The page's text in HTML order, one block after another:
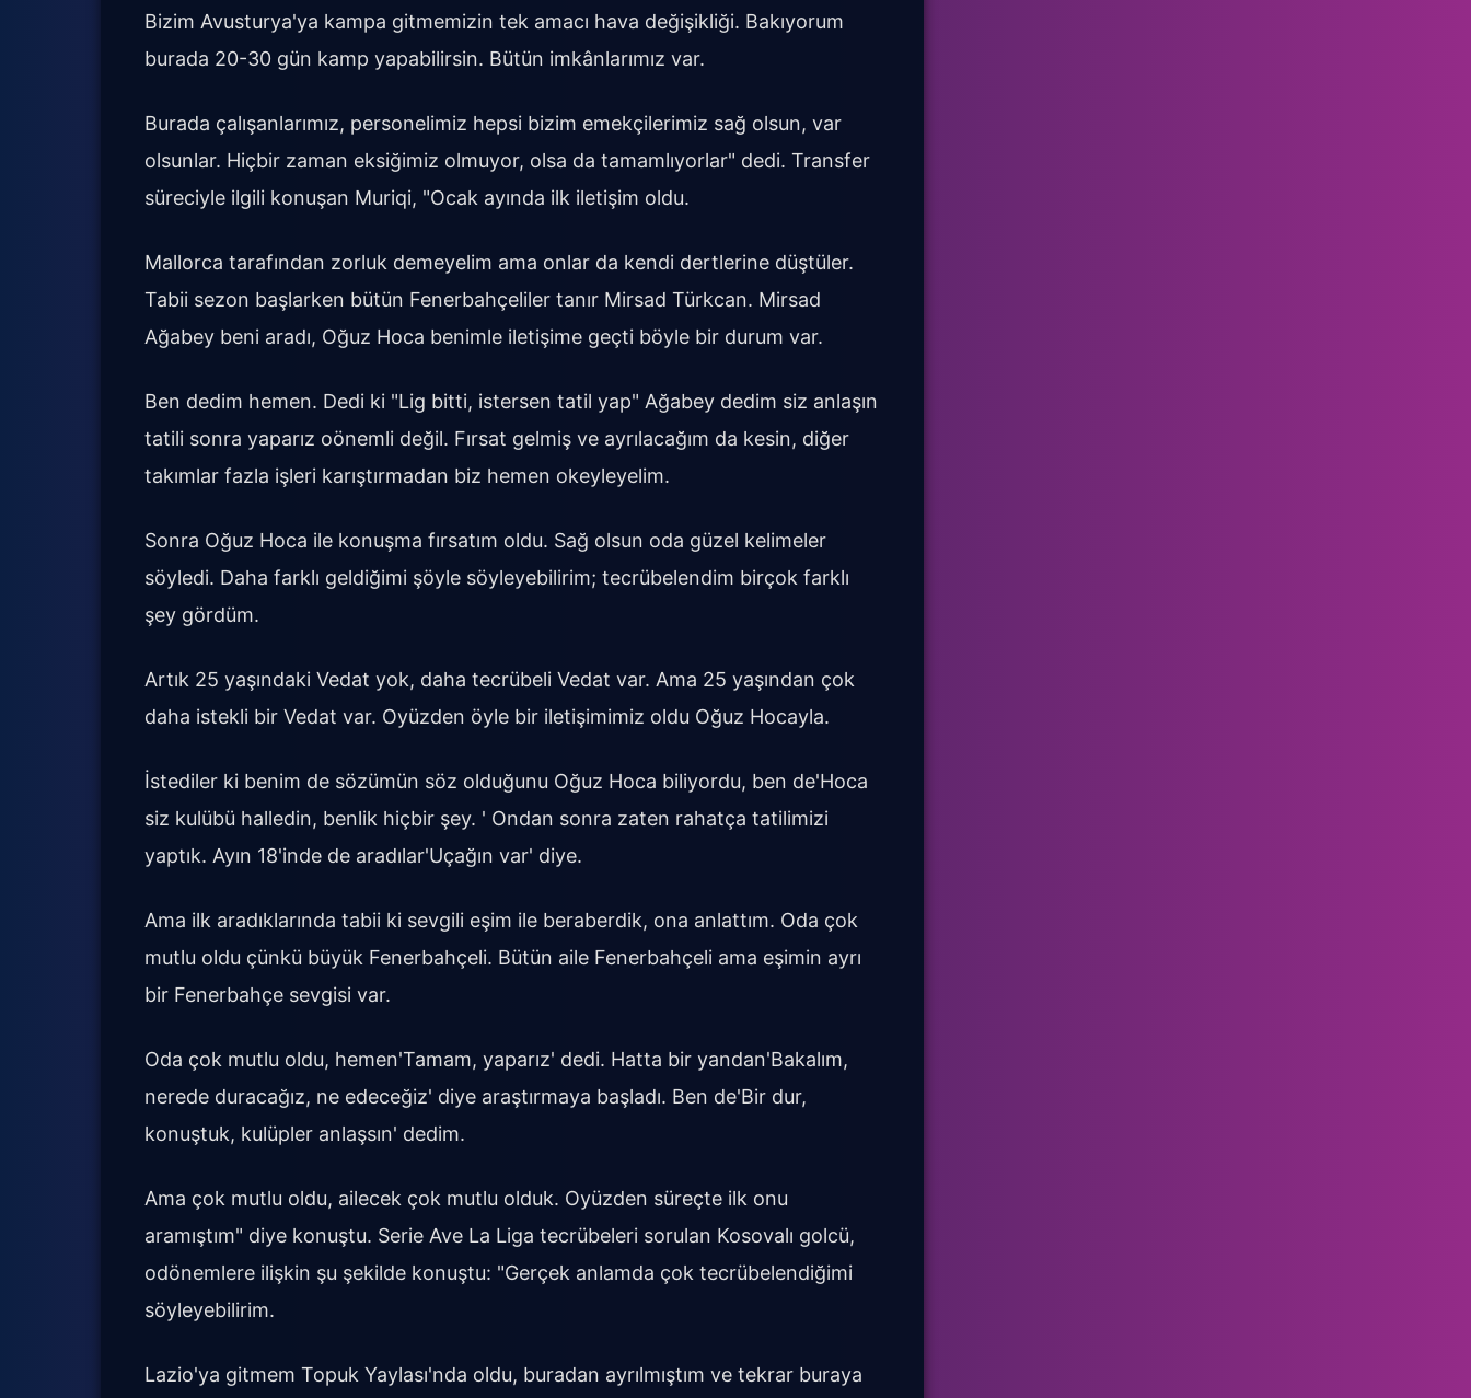
Bizim Avusturya'ya kampa gitmemizin tek amacı hava değişikliği. Bakıyorum
burada 20-30 gün kamp yapabilirsin. Bütün imkânlarımız var.
Burada çalışanlarımız, personelimiz hepsi bizim emekçilerimiz sağ olsun, var
olsunlar. Hiçbir zaman eksiğimiz olmuyor, olsa da tamamlıyorlar" dedi. Transfer
süreciyle ilgili konuşan Muriqi, "Ocak ayında ilk iletişim oldu.
Mallorca tarafından zorluk demeyelim ama onlar da kendi dertlerine düştüler.
Tabii sezon başlarken bütün Fenerbahçeliler tanır Mirsad Türkcan. Mirsad
Ağabey beni aradı, Oğuz Hoca benimle iletişime geçti böyle bir durum var.
Ben dedim hemen. Dedi ki "Lig bitti, istersen tatil yap" Ağabey dedim siz anlaşın
tatili sonra yaparız oönemli değil. Fırsat gelmiş ve ayrılacağım da kesin, diğer
takımlar fazla işleri karıştırmadan biz hemen okeyleyelim.
Sonra Oğuz Hoca ile konuşma fırsatım oldu. Sağ olsun oda güzel kelimeler
söyledi. Daha farklı geldiğimi şöyle söyleyebilirim; tecrübelendim birçok farklı
şey gördüm.
Artık 25 yaşındaki Vedat yok, daha tecrübeli Vedat var. Ama 25 yaşından çok
daha istekli bir Vedat var. Oyüzden öyle bir iletişimimiz oldu Oğuz Hocayla.
İstediler ki benim de sözümün söz olduğunu Oğuz Hoca biliyordu, ben de'Hoca
siz kulübü halledin, benlik hiçbir şey. ' Ondan sonra zaten rahatça tatilimizi
yaptık. Ayın 18'inde de aradılar'Uçağın var' diye.
Ama ilk aradıklarında tabii ki sevgili eşim ile beraberdik, ona anlattım. Oda çok
mutlu oldu çünkü büyük Fenerbahçeli. Bütün aile Fenerbahçeli ama eşimin ayrı
bir Fenerbahçe sevgisi var.
Oda çok mutlu oldu, hemen'Tamam, yaparız' dedi. Hatta bir yandan'Bakalım,
nerede duracağız, ne edeceğiz' diye araştırmaya başladı. Ben de'Bir dur,
konuştuk, kulüpler anlaşsın' dedim.
Ama çok mutlu oldu, ailecek çok mutlu olduk. Oyüzden süreçte ilk onu
aramıştım" diye konuştu. Serie Ave La Liga tecrübeleri sorulan Kosovalı golcü,
odönemlere ilişkin şu şekilde konuştu: "Gerçek anlamda çok tecrübelendiğimi
söyleyebilirim.
Lazio'ya gitmem Topuk Yaylası'nda oldu, buradan ayrılmıştım ve tekrar buraya